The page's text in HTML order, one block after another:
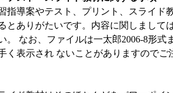
指導案やテスト、プリント、スライド
とありがたいです。内容に関しまして
。 なお、ファイルは一太郎2006-8形式
く表示され ないことがありますので